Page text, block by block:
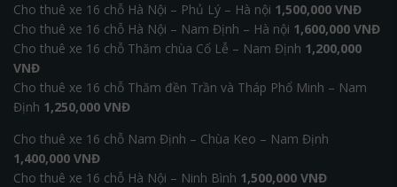
Cho thuê xe 16 chỗ Hà Nội – Phủ Lý – Hà nội 1,500,000 VNĐ
Cho thuê xe 16 chỗ Hà Nội – Nam Định – Hà nội 1,600,000 VNĐ
Cho thuê xe 16 chỗ Thăm chùa Cổ Lễ – Nam Định 1,200,000
VNĐ
Cho thuê xe 16 chỗ Thăm đền Trần và Tháp Phổ Minh – Nam
Định 1,250,000 VNĐ
Cho thuê xe 16 chỗ Nam Định – Chùa Keo – Nam Định
1,400,000 VNĐ
Cho thuê xe 16 chỗ Hà Nội – Ninh Bình 1,500,000 VNĐ